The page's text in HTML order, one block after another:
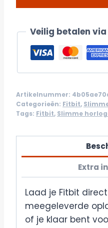
Veilig betalen
Artikelnummer:
Categorieën: Fitbit,
Tags: Fitbit, Slimme
Extra
Laad je Fitbit
meegeleverde
of je klaar bent